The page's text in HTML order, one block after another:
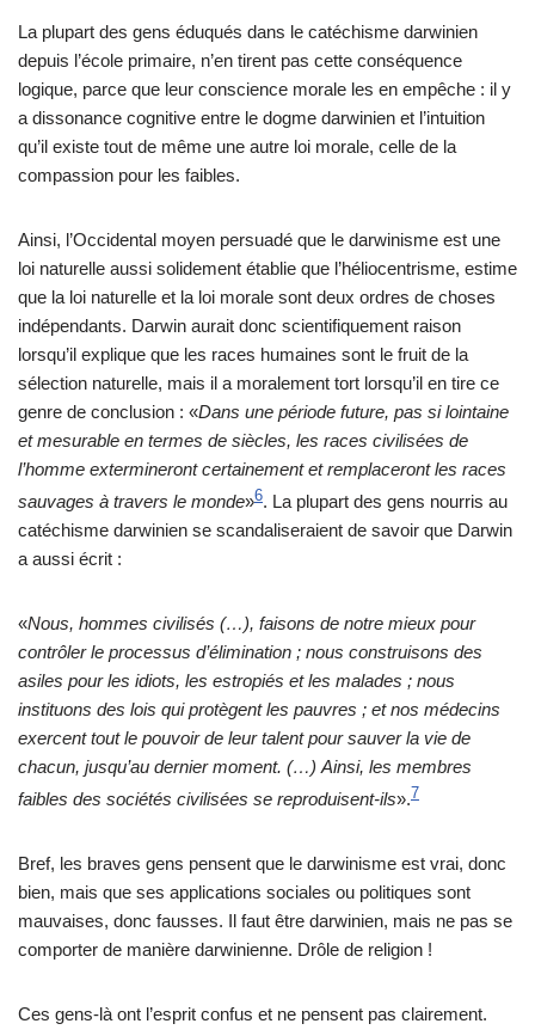
La plupart des gens éduqués dans le catéchisme darwinien
depuis l’école primaire, n’en tirent pas cette conséquence
logique, parce que leur conscience morale les en empêche : il y
a dissonance cognitive entre le dogme darwinien et l’intuition
qu’il existe tout de même une autre loi morale, celle de la
compassion pour les faibles.
Ainsi, l’Occidental moyen persuadé que le darwinisme est une
loi naturelle aussi solidement établie que l’héliocentrisme, estime
que la loi naturelle et la loi morale sont deux ordres de choses
indépendants. Darwin aurait donc scientifiquement raison
lorsqu’il explique que les races humaines sont le fruit de la
sélection naturelle, mais il a moralement tort lorsqu’il en tire ce
genre de conclusion : «Dans une période future, pas si lointaine
et mesurable en termes de siècles, les races civilisées de
l’homme extermineront certainement et remplaceront les races
sauvages à travers le monde»6. La plupart des gens nourris au
catéchisme darwinien se scandaliseraient de savoir que Darwin
a aussi écrit :
«Nous, hommes civilisés (…), faisons de notre mieux pour
contrôler le processus d’élimination ; nous construisons des
asiles pour les idiots, les estropiés et les malades ; nous
instituons des lois qui protègent les pauvres ; et nos médecins
exercent tout le pouvoir de leur talent pour sauver la vie de
chacun, jusqu’au dernier moment. (…) Ainsi, les membres
faibles des sociétés civilisées se reproduisent-ils». 7
Bref, les braves gens pensent que le darwinisme est vrai, donc
bien, mais que ses applications sociales ou politiques sont
mauvaises, donc fausses. Il faut être darwinien, mais ne pas se
comporter de manière darwinienne. Drôle de religion !
Ces gens-là ont l’esprit confus et ne pensent pas clairement.